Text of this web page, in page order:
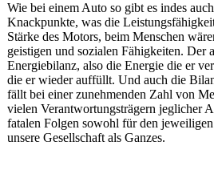
Wie bei einem Auto so gibt es indes
Knackpunkte, was die
Stärke des Motors, beim Menschen
geistigen und sozialen Fähigkeiten. Der
Energiebilanz, also die Energie die er
die er wieder auffüllt. Und auch die
fällt bei einer zunehmenden Zahl von
vielen Verantwortungsträgern jeglicher
fatalen Folgen sowohl für den
unsere Gesellschaft als Ganzes.